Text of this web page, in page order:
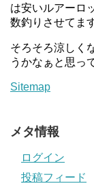
は安いルアーロ
数釣りさせてま
そろそろ涼しく
うかなぁと思っ
Sitemap
メタ情報
ログイン
投稿フィード